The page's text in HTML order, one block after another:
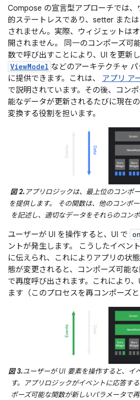
Compose の宣言型アプローチでは
的ステートレスであり、setter また
されません。実際、ウィジェットは
開されません。 同一のコンポーズ可
数で呼び出すことにより、UI を更新
ViewModel などのアーキテクチャ
に提供できます。これは、 アプリ ア
で説明されています。その後、コン
能なデータが更新されるたびに現在
変換する役割を担います。
図 2.アプリロジックは、最上位のコンポ
を提供します。 その関数は、他のコンポ
を記述し、適切なデータをそれらのコン
ユーザーが UI を操作すると、UI で
ントが発生します。 こうしたイベン
に伝えられ、これによりアプリの状
態が変更されると、コンポーズ可能
で再度呼び出されます。これにより
ます（このプロセスを再コンポーズと
図 3.ユーザーが UI 要素を操作すると、イ
す。アプリロジックがイベントに応答す
ポーズ可能な関数が新しいパラメータで